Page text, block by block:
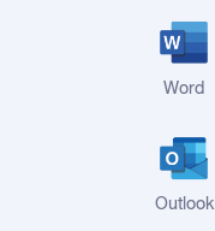
Word
Outlook